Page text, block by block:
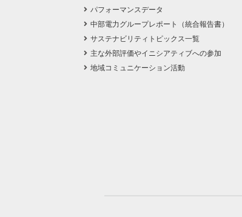
パフォーマンスデータ
中部電力グループレポート（統合報告書）
サステナビリティトピックス一覧
主な外部評価やイニシアティブへの参加
地域コミュニケーション活動